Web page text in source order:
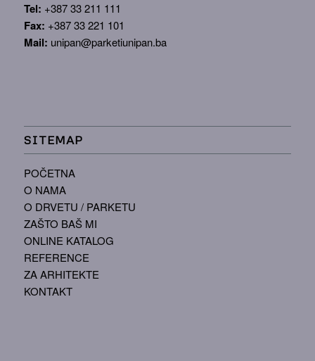
Tel: +387 33 211 111
Fax: +387 33 221 101
Mail: unipan@parketiunipan.ba
SITEMAP
POČETNA
O NAMA
O DRVETU / PARKETU
ZAŠTO BAŠ MI
ONLINE KATALOG
REFERENCE
ZA ARHITEKTE
KONTAKT